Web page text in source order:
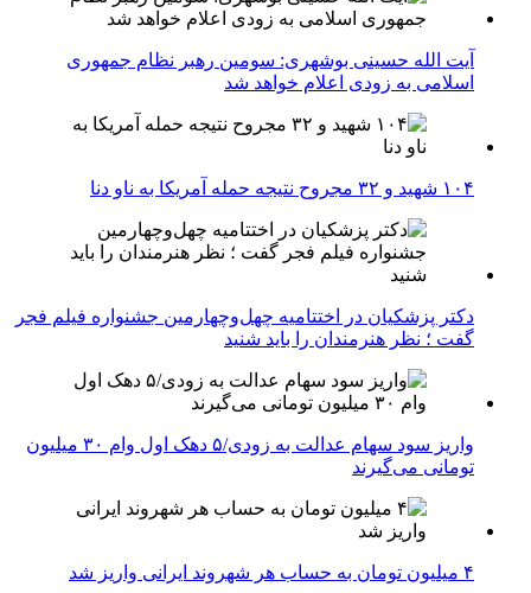
آیت الله حسینی بوشهری: سومین رهبر نظام جمهوری
اسلامی به زودی اعلام خواهد شد
۱۰۴ شهید و ۳۲ مجروح نتیجه حمله آمریکا به ناو دنا
دکتر پزشکیان در اختتامیه چهل‌وچهارمین جشنواره فیلم فجر
گفت ؛ نظر هنرمندان را باید شنید
واریز سود سهام عدالت به زودی/۵ دهک اول وام ۳۰ میلیون
تومانی می‌گیرند
۴ میلیون تومان به حساب هر شهروند ایرانی واریز شد